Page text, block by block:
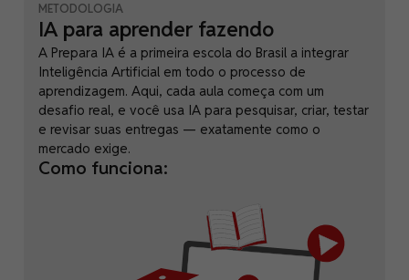
METODOLOGIA
IA para aprender fazendo
A Prepara IA é a primeira escola do Brasil a integrar
Inteligência Artificial em todo o processo de
aprendizagem. Aqui, cada aula começa com um
desafio real, e você usa IA para pesquisar, criar, testar
e revisar suas entregas — exatamente como o
mercado exige.
Como funciona: